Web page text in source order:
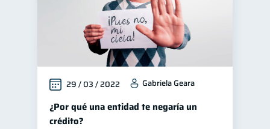
29 / 03 / 2022 Gabriela Geara
¿Por qué una entidad te negaría un
crédito?